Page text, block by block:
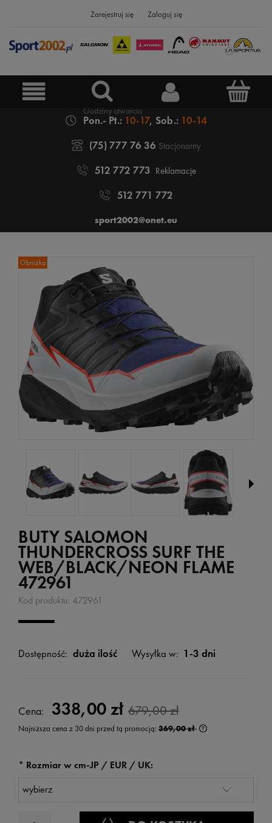
Zarejestruj się Zaloguj się
Pon.- Pt.: 10-17, Sob.: 10-14
(75) 777 76 36 Stacjonarny
512 772 773 Reklamacje
512 771 772
sport2002@onet.eu
Obniżka
BUTY SALOMON
THUNDERCROSS SURF THE
WEB/BLACK/NEON FLAME
472961
Kod produktu: 472961
Dostępność: duża ilość Wysyłka w: 1-3 dni
Cena: 338,00 zł 679,00 zł
Najniższa cena z 30 dni przed tą promocją: 369,00 zł
* Rozmiar w cm-JP / EUR / UK: